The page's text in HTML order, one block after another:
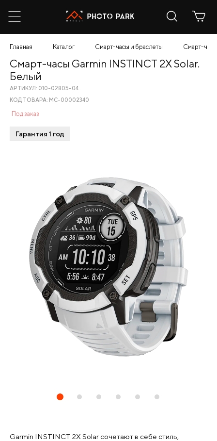
Главная Каталог Смарт-часы и браслеты Смарт-
Garmin INSTINCT 2X Solar сочетают в себе стиль,
Смарт-часы Garmin INSTINCT 2X Solar.
Белый
АРТИКУЛ: 010-02805-04
КОД ТОВАРА: МС-00002340
Под заказ
Гарантия 1 год